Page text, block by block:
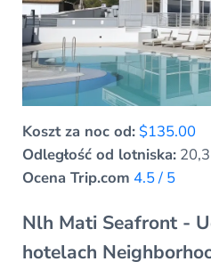
Koszt za noc od: $135.00
Odległość od lotniska:20,3
Ocena Trip.com 4.5 / 5
Nlh Mati Seafront -
hotelach